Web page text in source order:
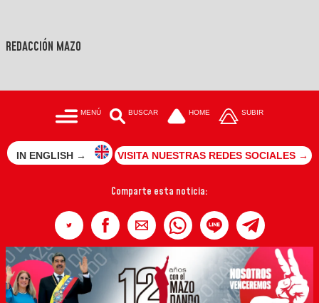
REDACCIÓN MAZO
MENÚ BUSCAR HOME SUBIR
IN ENGLISH → VISITA NUESTRAS REDES SOCIALES →
Comparte esta noticia: